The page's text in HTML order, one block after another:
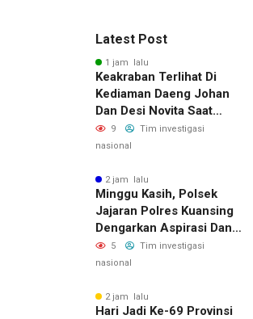
Latest Post
1 jam lalu
Keakraban Terlihat Di
Kediaman Daeng Johan
Dan Desi Novita Saat
Puluhan Awak Media Hadir
Dalam Rangka Acara Rutin
Sekaligus Doa Syukuran
Menempati Rumah Baru
9
Tim investigasi
nasional
2 jam lalu
Minggu Kasih, Polsek
Jajaran Polres Kuansing
Dengarkan Aspirasi Dan
Keluhan Masyarakat
5
Tim investigasi
nasional
2 jam lalu
Hari Jadi Ke-69 Provinsi